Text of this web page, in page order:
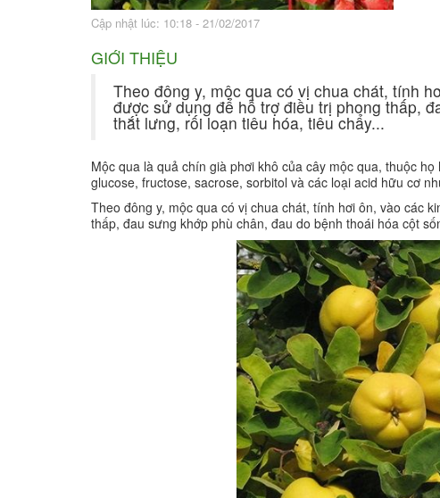
Cập nhật lúc: 10:18 - 21/02/2017
GIỚI THIỆU
Theo đông y, mộc qua có vị chua chát, tính
được sử dụng để hỗ trợ điều trị phong thấp,
thắt lưng, rối loạn tiêu hóa, tiêu chẩy...
Mộc qua là quả chín già phơi khô của cây mộc qua, thuộc
glucose, fructose, sacrose, sorbitol và các loại acid hữu cơ
Theo đông y, mộc qua có vị chua chát, tính hơi ôn, vào các
thấp, đau sưng khớp phù chân, đau do bệnh thoái hóa cột